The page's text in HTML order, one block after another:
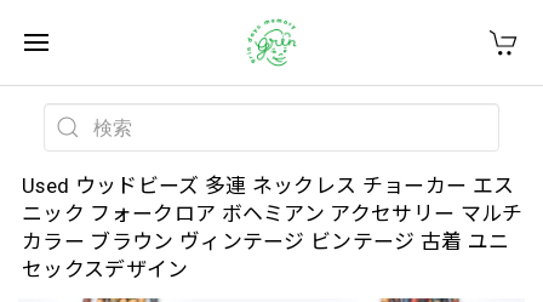
Used ウッドビーズ 多連 ネックレス チョーカー エス
ニック フォークロア ボヘミアン アクセサリー マルチ
カラー ブラウン ヴィンテージ ビンテージ 古着 ユニ
セックスデザイン